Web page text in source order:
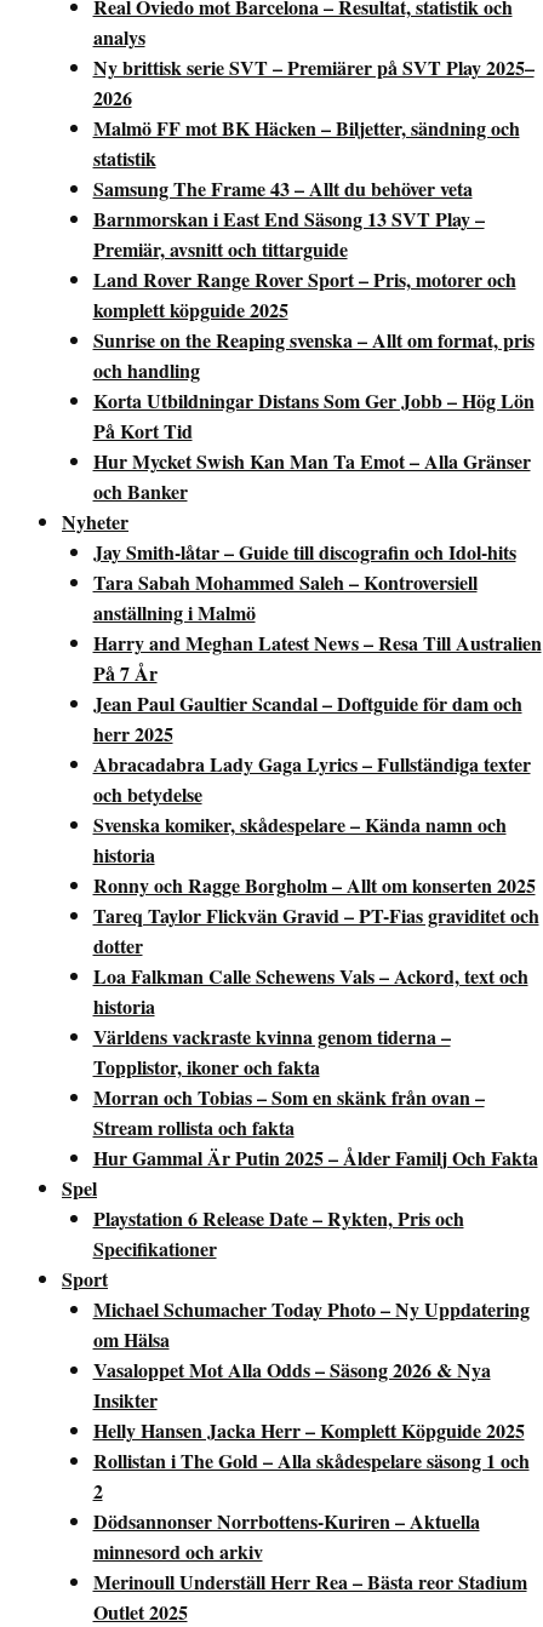
Real Oviedo mot Barcelona – Resultat, statistik och
analys
Ny brittisk serie SVT – Premiärer på SVT Play 2025–
2026
Malmö FF mot BK Häcken – Biljetter, sändning och
statistik
Samsung The Frame 43 – Allt du behöver veta
Barnmorskan i East End Säsong 13 SVT Play –
Premiär, avsnitt och tittarguide
Land Rover Range Rover Sport – Pris, motorer och
komplett köpguide 2025
Sunrise on the Reaping svenska – Allt om format, pris
och handling
Korta Utbildningar Distans Som Ger Jobb – Hög Lön
På Kort Tid
Hur Mycket Swish Kan Man Ta Emot – Alla Gränser
och Banker
Nyheter
Jay Smith-låtar – Guide till discografin och Idol-hits
Tara Sabah Mohammed Saleh – Kontroversiell
anställning i Malmö
Harry and Meghan Latest News – Resa Till Australien
På 7 År
Jean Paul Gaultier Scandal – Doftguide för dam och
herr 2025
Abracadabra Lady Gaga Lyrics – Fullständiga texter
och betydelse
Svenska komiker, skådespelare – Kända namn och
historia
Ronny och Ragge Borgholm – Allt om konserten 2025
Tareq Taylor Flickvän Gravid – PT-Fias graviditet och
dotter
Loa Falkman Calle Schewens Vals – Ackord, text och
historia
Världens vackraste kvinna genom tiderna –
Topplistor, ikoner och fakta
Morran och Tobias – Som en skänk från ovan –
Stream rollista och fakta
Hur Gammal Är Putin 2025 – Ålder Familj Och Fakta
Spel
Playstation 6 Release Date – Rykten, Pris och
Specifikationer
Sport
Michael Schumacher Today Photo – Ny Uppdatering
om Hälsa
Vasaloppet Mot Alla Odds – Säsong 2026 & Nya
Insikter
Helly Hansen Jacka Herr – Komplett Köpguide 2025
Rollistan i The Gold – Alla skådespelare säsong 1 och
2
Dödsannonser Norrbottens-Kuriren – Aktuella
minnesord och arkiv
Merinoull Underställ Herr Rea – Bästa reor Stadium
Outlet 2025